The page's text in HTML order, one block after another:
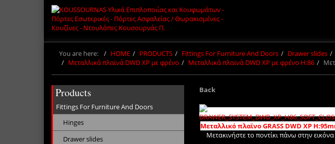
You are here: HOME PRODUCTS Fittings For Furniture And Doors Drawer slides
Μεταλλικά πλαϊνά DWD XP με φρένο
Μεταλλικά πλαϊνά DWD XP με φρένο H:86
Back
Μεταλλικό πλαϊνο GRASS DWD XP
Μετακινήστε το ποντίκι πάνω στην εικόνα
Products
Fittings For Furniture And Doors
Hinges
Drawer slides